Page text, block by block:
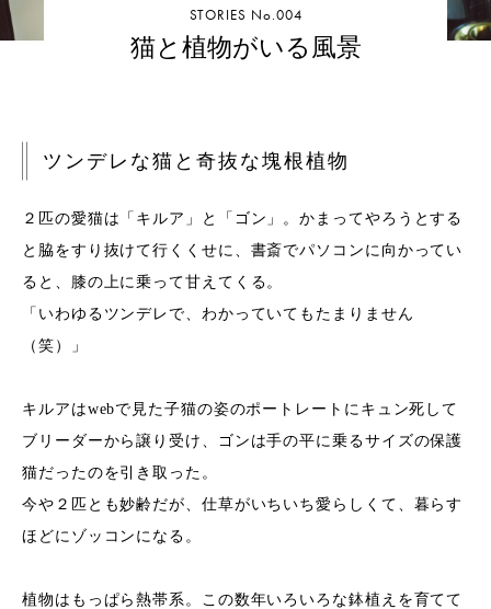
STORIES No.004
猫と植物がいる風景
ツンデレな猫と 奇抜な塊根植物
２匹の愛猫は「キルア」と「ゴン」。かまってやろうとする
と脇をすり抜けて行くくせに、書斎でパソコンに向かってい
ると、膝の上に乗って甘えてくる。
「いわゆるツンデレで、わかっていてもたまりません
（笑）」
キルアはwebで見た子猫の姿のポートレートにキュン死して
ブリーダーから譲り受け、ゴンは手の平に乗るサイズの保護
猫だったのを引き取った。
今や２匹とも妙齢だが、仕草がいちいち愛らしくて、暮らす
ほどにゾッコンになる。
植物はもっぱら熱帯系。この数年いろいろな鉢植えを育てて